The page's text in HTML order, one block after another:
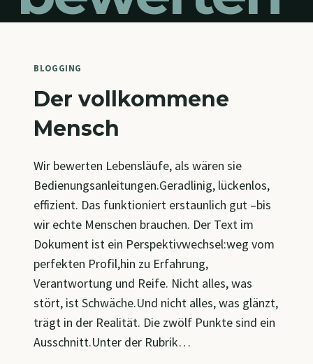
BLOGGING
Der vollkommene
Mensch
Wir bewerten Lebensläufe, als wären sie
Bedienungsanleitungen.Geradlinig, lückenlos,
effizient. Das funktioniert erstaunlich gut –bis
wir echte Menschen brauchen. Der Text im
Dokument ist ein Perspektivwechsel:weg vom
perfekten Profil,hin zu Erfahrung,
Verantwortung und Reife. Nicht alles, was
stört, ist Schwäche.Und nicht alles, was glänzt,
trägt in der Realität. Die zwölf Punkte sind ein
Ausschnitt.Unter der Rubrik…